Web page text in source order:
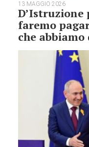
13 MAGGIO 2026
D’Istruzione
faremo
che